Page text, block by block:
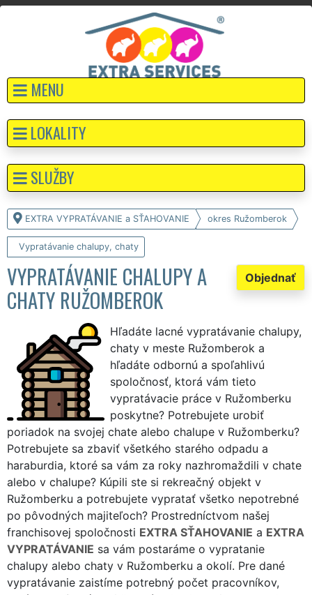
MENU
EXTRA VYPRATÁVANIE a SŤAHOVANIE okres Ružomberok
Vypratávanie chalupy, chaty
Objednať
VYPRATÁVANIE CHALUPY A
CHATY RUŽOMBEROK
Hľadáte lacné vypratávanie chalupy,
chaty v meste Ružomberok a
hľadáte odbornú a spoľahlivú
spoločnosť, ktorá vám tieto
vypratávacie práce v Ružomberku
poskytne? Potrebujete urobiť
poriadok na svojej chate alebo chalupe v Ružomberku?
Potrebujete sa zbaviť všetkého starého odpadu a
haraburdia, ktoré sa vám za roky nazhromaždili v chate
alebo v chalupe? Kúpili ste si rekreačný objekt v
Ružomberku a potrebujete vypratať všetko nepotrebné
po pôvodných majiteľoch? Prostredníctvom našej
franchisovej spoločnosti EXTRA SŤAHOVANIE a EXTRA
VYPRATÁVANIE sa vám postaráme o vypratanie
chalupy alebo chaty v Ružomberku a okolí. Pre dané
vypratávanie zaistíme potrebný počet pracovníkov,
LOKALITY
SLUŽBY